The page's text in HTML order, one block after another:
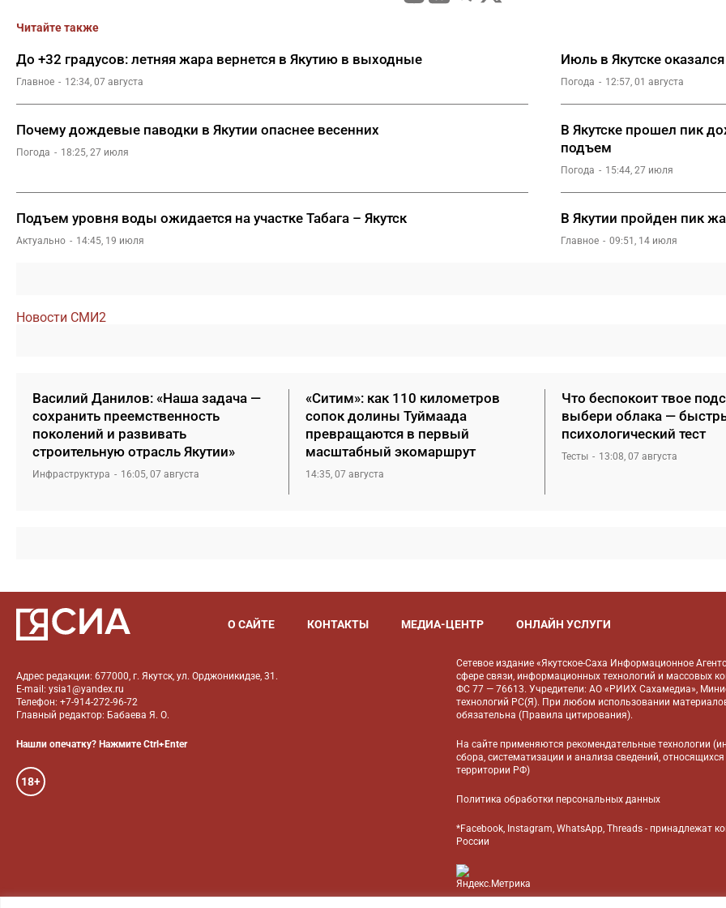
Читайте также
До +32 градусов: летняя жара вернется в Якутию в выходные
Главное 12:34, 07 августа
Июль в Якутске
Погода 12:57, 01 августа
Почему дождевые паводки в Якутии опаснее весенних
Погода 18:25, 27 июля
В Якутске прошел пик
подъем
Погода 15:44, 27 июля
Подъем уровня воды ожидается на участке Табага – Якутск
Актуально 14:45, 19 июля
В Якутии пройден пик
Главное 09:51, 14 июля
Новости СМИ2
Василий Данилов: «Наша задача —
сохранить преемственность
поколений и развивать
строительную отрасль Якутии»
Инфраструктура 16:05, 07 августа
«Ситим»: как 110 километров
сопок долины Туймаада
превращаются в первый
масштабный экомаршрут
14:35, 07 августа
Что беспокоит твое
выбери облака —
психологический тест
Тесты 13:08, 07 августа
О САЙТЕ КОНТАКТЫ МЕДИА-ЦЕНТР ОНЛАЙН УСЛУГИ
Адрес редакции: 677000, г. Якутск, ул. Орджоникидзе, 31.
E-mail: ysia1@yandex.ru
Телефон: +7-914-272-96-72
Главный редактор: Бабаева Я. О.
Нашли опечатку? Нажмите Ctrl+Enter
18+
Сетевое издание «Якутское-Саха Информационное
сфере связи, информационных технологий и массовых
ФС 77 — 76613. Учредители: АО «РИИХ Сахамедиа»,
технологий РС(Я). При любом использовании
обязательна (Правила цитирования).
На сайте применяютсярекомендательные технологии
сбора, систематизации и анализа сведений,
территории РФ)
Политика обработки персональных данных
*Facebook, Instagram, WhatsApp, Threads - принадлежат
России